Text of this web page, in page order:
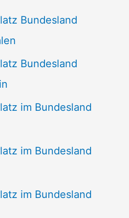
Bundesland
Bundesland
im Bundesland
im Bundesland
im Bundesland